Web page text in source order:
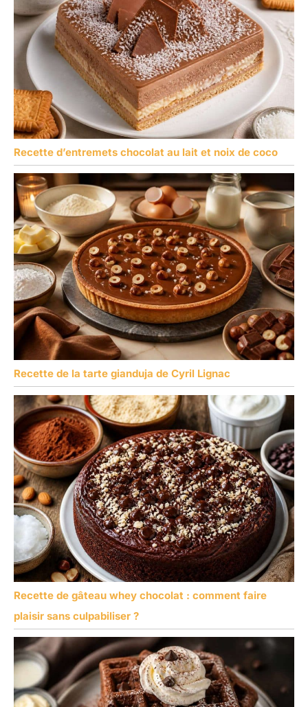
Recette d’entremets chocolat au lait et noix de coco
Recette de la tarte gianduja de Cyril Lignac
Recette de gâteau whey chocolat : comment faire
plaisir sans culpabiliser ?